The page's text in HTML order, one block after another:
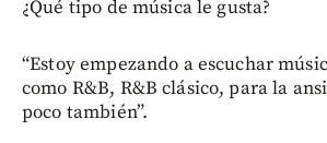
¿Qué tipo de música le gusta?
“Estoy empezando a escuchar
como R&B, R&B clásico, para la
poco también”.